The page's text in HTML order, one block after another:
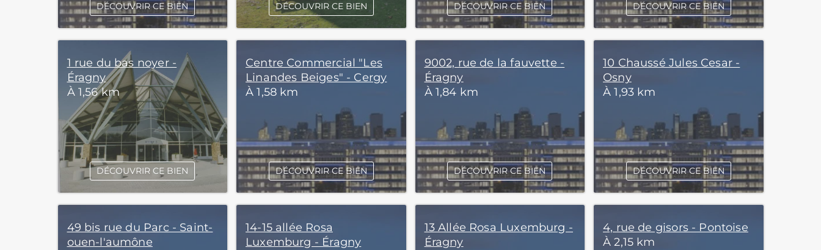
DÉCOUVRIR CE BIEN DÉCOUVRIR CE BIEN DÉCOUVRIR CE BIEN DÉCOUVRIR CE BIEN
1 rue du bas noyer -
Éragny
À 1,56 km
DÉCOUVRIR CE BIEN
Centre Commercial "Les
Linandes Beiges" - Cergy
À 1,58 km
DÉCOUVRIR CE BIEN
9002, rue de la fauvette -
Éragny
À 1,84 km
DÉCOUVRIR CE BIEN
10 Chaussé Jules Cesar -
Osny
À 1,93 km
DÉCOUVRIR CE BIEN
49 bis rue du Parc - Saint-
ouen-l'aumône
14-15 allée Rosa
Luxemburg - Éragny
13 Allée Rosa Luxemburg -
Éragny
4, rue de gisors - Pontoise
À 2,15 km